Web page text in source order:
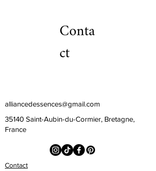
Conta
ct
alliancedessences@gmail.com
35140 Saint-Aubin-du-Cormier, Bretagne,
France
Contact